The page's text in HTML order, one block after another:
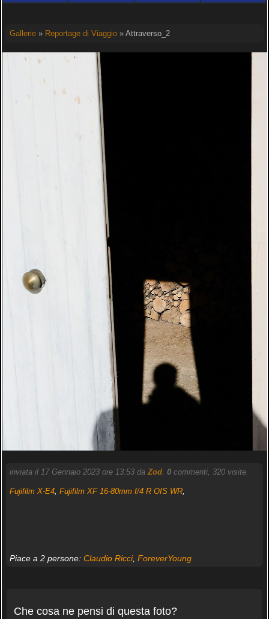
Gallerie» Reportage di Viaggio» Attraverso_2
inviata il 17 Gennaio 2023 ore 13:53 da Zod. 0commenti, 320 visite.
Fujifilm X-E4, Fujifilm XF 16-80mm f/4 R OIS WR,
Piace a 2 persone: Claudio Ricci, ForeverYoung
Che cosa ne pensi di questa foto?